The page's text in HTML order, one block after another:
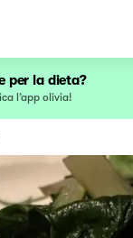
per la dieta?
l’app olivia!